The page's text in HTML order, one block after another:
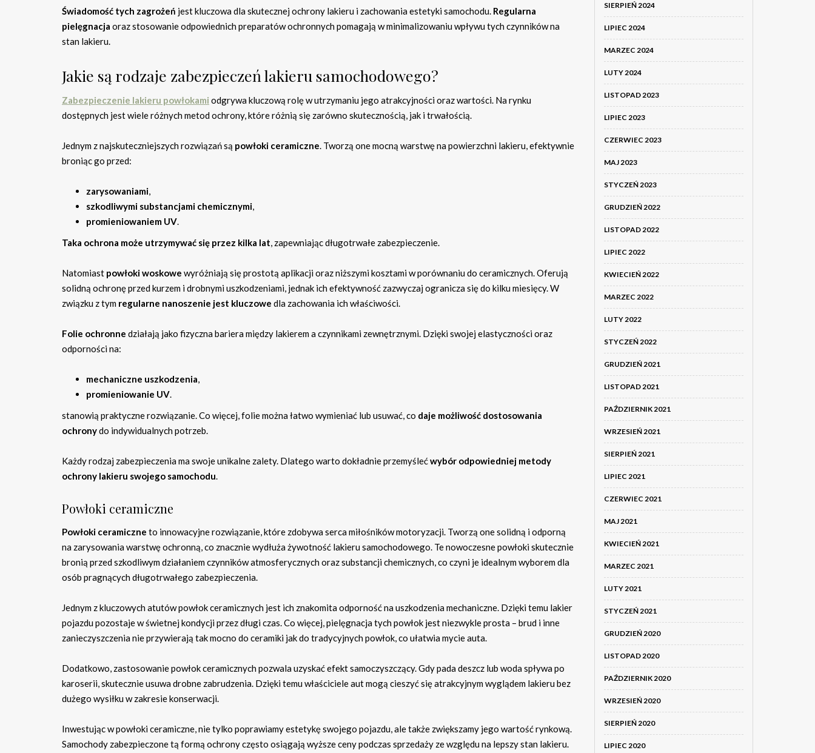
Świadomość tych zagrożeń jest kluczowa dla skutecznej ochrony lakieru i zachowania estetyki samochodu. Regularna
pielęgnacja oraz stosowanie odpowiednich preparatów ochronnych pomagają w minimalizowaniu wpływu tych czynników na
stan lakieru.
Jakie są rodzaje zabezpieczeń lakieru samochodowego?
Zabezpieczenie lakieru powłokami odgrywa kluczową rolę w utrzymaniu jego atrakcyjności oraz wartości. Na rynku
dostępnych jest wiele różnych metod ochrony, które różnią się zarówno skutecznością, jak i trwałością.
Jednym z najskuteczniejszych rozwiązań są powłoki ceramiczne. Tworzą one mocną warstwę na powierzchni lakieru, efektywnie
broniąc go przed:
zarysowaniami,
szkodliwymi substancjami chemicznymi,
promieniowaniem UV.
Taka ochrona może utrzymywać się przez kilka lat, zapewniając długotrwałe zabezpieczenie.
Natomiast powłoki woskowe wyróżniają się prostotą aplikacji oraz niższymi kosztami w porównaniu do ceramicznych. Oferują
solidną ochronę przed kurzem i drobnymi uszkodzeniami, jednak ich efektywność zazwyczaj ogranicza się do kilku miesięcy. W
związku z tym regularne nanoszenie jest kluczowe dla zachowania ich właściwości.
Folie ochronne działają jako fizyczna bariera między lakierem a czynnikami zewnętrznymi. Dzięki swojej elastyczności oraz
odporności na:
mechaniczne uszkodzenia,
promieniowanie UV.
stanowią praktyczne rozwiązanie. Co więcej, folie można łatwo wymieniać lub usuwać, co daje możliwość dostosowania
ochronydo indywidualnych potrzeb.
Każdy rodzaj zabezpieczenia ma swoje unikalne zalety. Dlatego warto dokładnie przemyślećwybór odpowiedniej metody
ochrony lakieru swojego samochodu.
Powłoki ceramiczne
Powłoki ceramiczne to innowacyjne rozwiązanie, które zdobywa serca miłośników motoryzacji. Tworzą one solidną i odporną
na zarysowania warstwę ochronną, co znacznie wydłuża żywotność lakieru samochodowego. Te nowoczesne powłoki skutecznie
bronią przed szkodliwym działaniem czynników atmosferycznych oraz substancji chemicznych, co czyni je idealnym wyborem dla
osób pragnących długotrwałego zabezpieczenia.
Jednym z kluczowych atutów powłok ceramicznych jest ich znakomita odporność na uszkodzenia mechaniczne. Dzięki temu lakier
pojazdu pozostaje w świetnej kondycji przez długi czas. Co więcej, pielęgnacja tych powłok jest niezwykle prosta – brud i inne
zanieczyszczenia nie przywierają tak mocno do ceramiki jak do tradycyjnych powłok, co ułatwia mycie auta.
Dodatkowo, zastosowanie powłok ceramicznych pozwala uzyskać efekt samoczyszczący. Gdy pada deszcz lub woda spływa po
karoserii, skutecznie usuwa drobne zabrudzenia. Dzięki temu właściciele aut mogą cieszyć się atrakcyjnym wyglądem lakieru bez
dużego wysiłku w zakresie konserwacji.
Inwestując w powłoki ceramiczne, nie tylko poprawiamy estetykę swojego pojazdu, ale także zwiększamy jego wartość rynkową.
Samochody zabezpieczone tą formą ochrony często osiągają wyższe ceny podczas sprzedaży ze względu na lepszy stan lakieru.
SIERPIEŃ 2024
LIPIEC 2024
MARZEC 2024
LUTY 2024
LISTOPAD 2023
LIPIEC 2023
CZERWIEC 2023
MAJ 2023
STYCZEŃ 2023
GRUDZIEŃ 2022
LISTOPAD 2022
LIPIEC 2022
KWIECIEŃ 2022
MARZEC 2022
LUTY 2022
STYCZEŃ 2022
GRUDZIEŃ 2021
LISTOPAD 2021
PAŹDZIERNIK 2021
WRZESIEŃ 2021
SIERPIEŃ 2021
LIPIEC 2021
CZERWIEC 2021
MAJ 2021
KWIECIEŃ 2021
MARZEC 2021
LUTY 2021
STYCZEŃ 2021
GRUDZIEŃ 2020
LISTOPAD 2020
PAŹDZIERNIK 2020
WRZESIEŃ 2020
SIERPIEŃ 2020
LIPIEC 2020